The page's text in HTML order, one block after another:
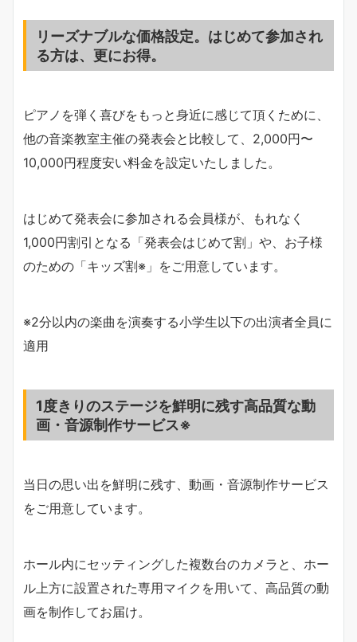
リーズナブルな価格設定。はじめて参加され
る方は、更にお得。
ピアノを弾く喜びをもっと身近に感じて頂くために、
他の音楽教室主催の発表会と比較して、2,000円〜
10,000円程度安い料金を設定いたしました。
はじめて発表会に参加される会員様が、もれなく
1,000円割引となる「発表会はじめて割」や、お子様
のための「キッズ割※」をご用意しています。
※2分以内の楽曲を演奏する小学生以下の出演者全員に
適用
1度きりのステージを鮮明に残す高品質な動
画・音源制作サービス※
当日の思い出を鮮明に残す、動画・音源制作サービス
をご用意しています。
ホール内にセッティングした複数台のカメラと、ホー
ル上方に設置された専用マイクを用いて、高品質の動
画を制作してお届け。